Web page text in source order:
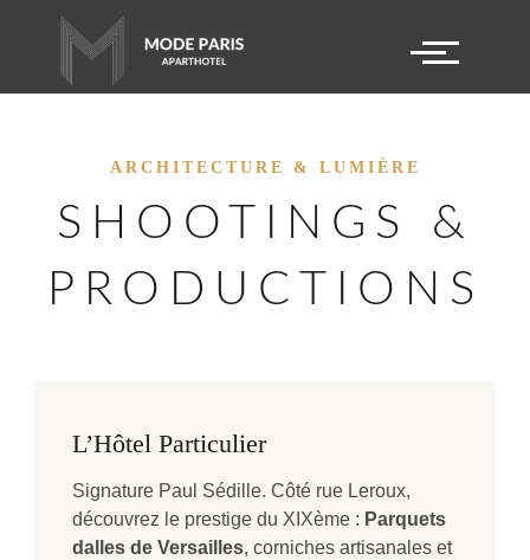
ARCHITECTURE & LUMIÈRE
SHOOTINGS &
PRODUCTIONS
L’Hôtel Particulier
Signature Paul Sédille. Côté rue Leroux,
découvrez le prestige du XIXème : Parquets
dalles de Versailles, corniches artisanales et